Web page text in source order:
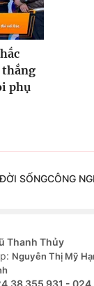
phụ
SỐNGCÔNG
Thanh Thủy
Nguyễn Thị Mỹ
355 931 -